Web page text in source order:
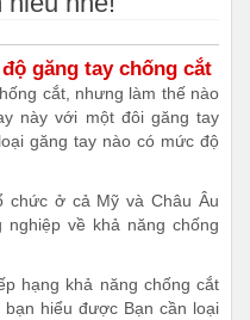
găng tay chống cắt
cắt, nhưng làm thế nào
này với một đôi găng tay
găng tay nào có mức độ
chức ở cả Mỹ và Châu Âu
về khả năng chống
hạng khả năng chống cắt
hiểu được Bạn cần loại